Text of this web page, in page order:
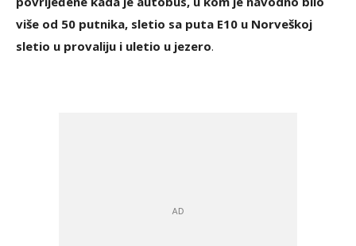
više od 50 putnika, sletio sa puta E10 u Norveškoj
sletio u provaliju i uletio u jezero.